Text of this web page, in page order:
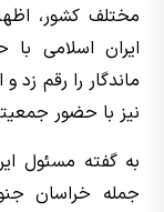
مختلف کشور،
ایران اسلامی
ماندگار را رقم
نیز با حضور
به گفته مسئول
جمله خراسان